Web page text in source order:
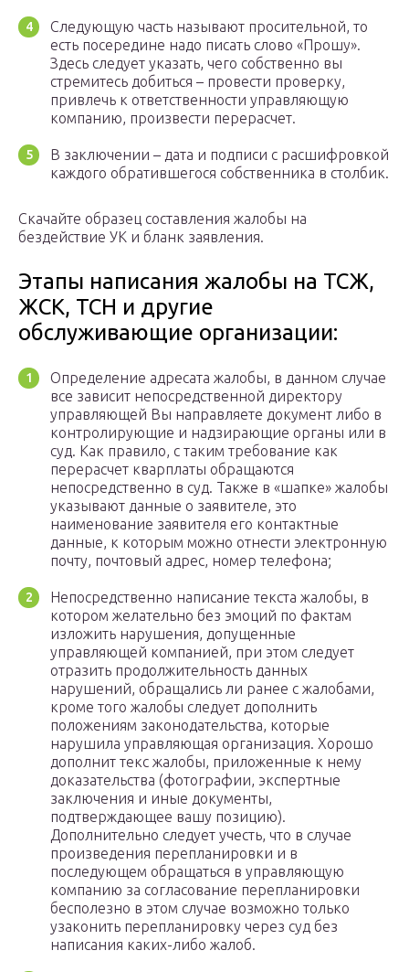
Следующую часть называют просительной, то
есть посередине надо писать слово «Прошу».
Здесь следует указать, чего собственно вы
стремитесь добиться – провести проверку,
привлечь к ответственности управляющую
компанию, произвести перерасчет.
В заключении – дата и подписи с расшифровкой
каждого обратившегося собственника в столбик.
Скачайте образец составления жалобы на
бездействие УК и бланк заявления.
Этапы написания жалобы на ТСЖ,
ЖСК, ТСН и другие
обслуживающие организации:
Определение адресата жалобы, в данном случае
все зависит непосредственной директору
управляющей Вы направляете документ либо в
контролирующие и надзирающие органы или в
суд. Как правило, с таким требование как
перерасчет кварплаты обращаются
непосредственно в суд. Также в «шапке» жалобы
указывают данные о заявителе, это
наименование заявителя его контактные
данные, к которым можно отнести электронную
почту, почтовый адрес, номер телефона;
Непосредственно написание текста жалобы, в
котором желательно без эмоций по фактам
изложить нарушения, допущенные
управляющей компанией, при этом следует
отразить продолжительность данных
нарушений, обращались ли ранее с жалобами,
кроме того жалобы следует дополнить
положениям законодательства, которые
нарушила управляющая организация. Хорошо
дополнит текс жалобы, приложенные к нему
доказательства (фотографии, экспертные
заключения и иные документы,
подтверждающее вашу позицию).
Дополнительно следует учесть, что в случае
произведения перепланировки и в
последующем обращаться в управляющую
компанию за согласование перепланировки
бесполезно в этом случае возможно только
узаконить перепланировку через суд без
написания каких-либо жалоб.